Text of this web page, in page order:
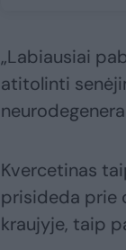
„Labiausiai
atitolinti
Kvercetinas
prisideda prie
kraujyje, taip